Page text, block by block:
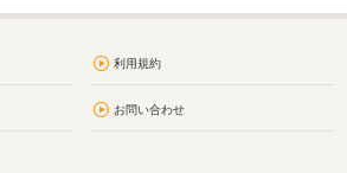
利用規約
お問い合わせ